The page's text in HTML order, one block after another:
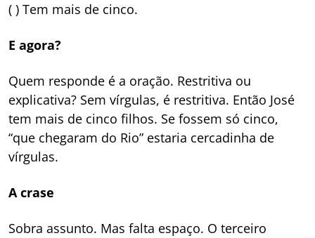
( ) Tem mais de cinco.
E agora?
Quem responde é a oração. Restritiva ou
explicativa? Sem vírgulas, é restritiva. Então José
tem mais de cinco filhos. Se fossem só cinco,
“que chegaram do Rio” estaria cercadinha de
vírgulas.
A crase
Sobra assunto. Mas falta espaço. O terceiro